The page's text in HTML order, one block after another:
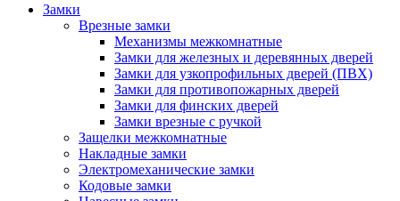
Замки
Врезные замки
Механизмы межкомнатные
Замки для железных и деревянных дверей
Замки для узкопрофильных дверей (ПВХ)
Замки для противопожарных дверей
Замки для финских дверей
Замки врезные с ручкой
Защелки межкомнатные
Накладные замки
Электромеханические замки
Кодовые замки